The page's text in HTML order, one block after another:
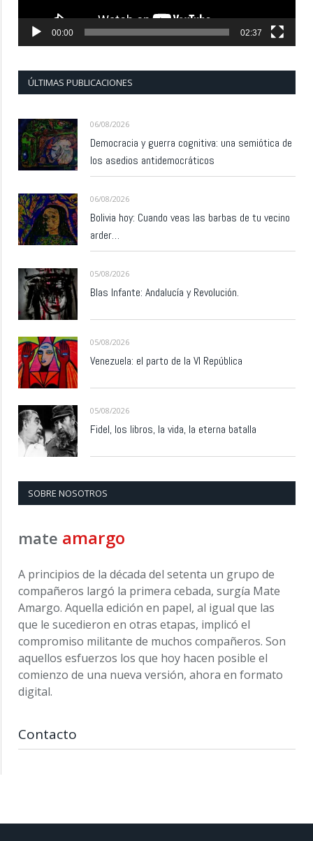
00:00 02:37
ÚLTIMAS PUBLICACIONES
06/08/2026
Democracia y guerra cognitiva: una semiótica de
los asedios antidemocráticos
06/08/2026
Bolivia hoy: Cuando veas las barbas de tu vecino
arder…
05/08/2026
Blas Infante: Andalucía y Revolución.
05/08/2026
Venezuela: el parto de la VI República
05/08/2026
Fidel, los libros, la vida, la eterna batalla
SOBRE NOSOTROS
mate amargo
A principios de la década del setenta un grupo de
compañeros largó la primera cebada, surgía Mate
Amargo. Aquella edición en papel, al igual que las
que le sucedieron en otras etapas, implicó el
compromiso militante de muchos compañeros. Son
aquellos esfuerzos los que hoy hacen posible el
comienzo de una nueva versión, ahora en formato
digital.
Contacto